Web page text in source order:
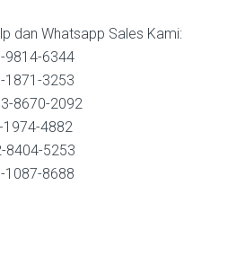
dan Whatsapp Sales Kami:
9814-6344
1871-3253
8670-2092
1974-4882
8404-5253
1087-8688